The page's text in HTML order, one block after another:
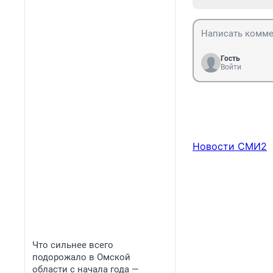
Что сильнее всего
подорожало в Омской
области с начала года —
Гость
Войти
Новости СМИ2